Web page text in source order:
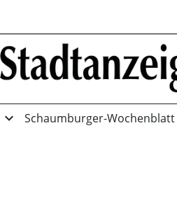
expand_more Schaumburger-Wochenblatt